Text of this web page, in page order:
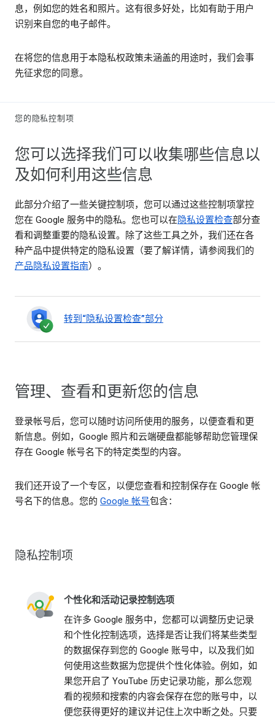
息，例如您的姓名和照片。这有很多好处，比如有助于用户
识别来自您的电子邮件。
在将您的信息用于本隐私权政策未涵盖的用途时，我们会事
先征求您的同意。
您的隐私控制项
您可以选择我们可以收集哪些信息以
及如何利用这些信息
此部分介绍了一些关键控制项，您可以通过这些控制项掌控
您在 Google 服务中的隐私。您也可以在隐私设置检查部分查
看和调整重要的隐私设置。除了这些工具之外，我们还在各
种产品中提供特定的隐私设置（要了解详情，请参阅我们的
产品隐私设置指南）。
转到“隐私设置检查”部分
管理、查看和更新您的信息
登录帐号后，您可以随时访问所使用的服务，以便查看和更
新信息。例如，Google 照片和云端硬盘都能够帮助您管理保
存在 Google 帐号名下的特定类型的内容。
我们还开设了一个专区，以便您查看和控制保存在 Google 帐
号名下的信息。您的 Google 帐号包含：
隐私控制项
个性化和活动记录控制选项
在许多 Google 服务中，您都可以调整历史记录
和个性化控制选项，选择是否让我们将某些类型
的数据保存到您的 Google 账号中，以及我们如
何使用这些数据为您提供个性化体验。例如，如
果您开启了 YouTube 历史记录功能，那么您观
看的视频和搜索的内容会保存在您的账号中，以
便您获得更好的建议并记住上次中断之处。只要